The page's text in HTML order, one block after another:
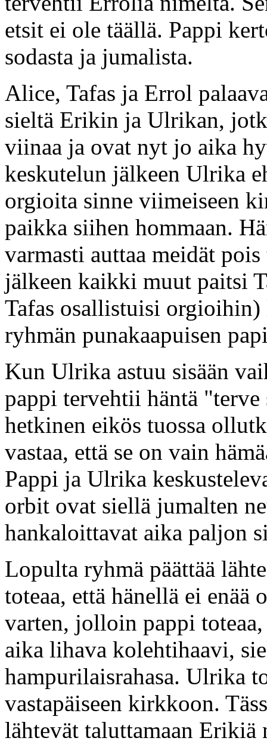
etsit ei ole täällä. Pappi
sodasta ja jumalista.
Alice, Tafas ja Errol
sieltä Erikin ja Ulrikan,
viinaa ja ovat nyt jo aika
keskutelun jälkeen Ulrika
orgioita sinne viimeiseen
paikka siihen hommaan.
varmasti auttaa meidät
jälkeen kaikki muut paitsi
Tafas osallistuisi
ryhmän punakaapuisen
Kun Ulrika astuu sisään
pappi tervehtii häntä
hetkinen eikös tuossa
vastaa, että se on vain
Pappi ja Ulrika
orbit ovat siellä jumalten
hankaloittavat aika paljon
Lopulta ryhmä päättää
toteaa, että hänellä ei enää
varten, jolloin pappi
aika lihava kolehtihaavi,
hampurilaisrahasa. Ulrika
vastapäiseen kirkkoon.
lähtevät taluttamaan Erikiä